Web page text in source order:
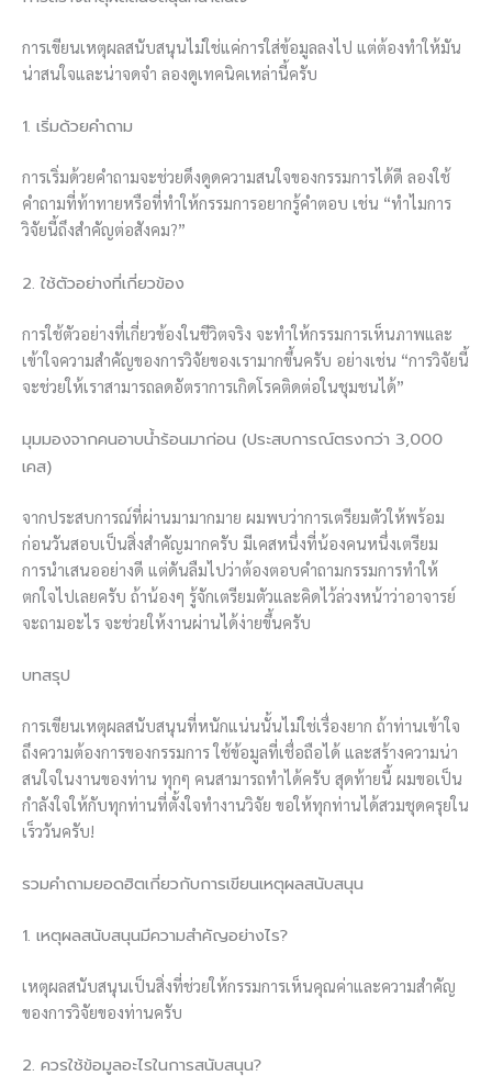
การเขียนเหตุผลสนับสนุนไม่ใช่แค่การใส่ข้อมูลลงไป แต่ต้องทำให้มัน
น่าสนใจและน่าจดจำ ลองดูเทคนิคเหล่านี้ครับ
1. เริ่มด้วยคำถาม
การเริ่มด้วยคำถามจะช่วยดึงดูดความสนใจของกรรมการได้ดี ลองใช้
คำถามที่ท้าทายหรือที่ทำให้กรรมการอยากรู้คำตอบ เช่น “ทำไมการ
วิจัยนี้ถึงสำคัญต่อสังคม?”
2. ใช้ตัวอย่างที่เกี่ยวข้อง
การใช้ตัวอย่างที่เกี่ยวข้องในชีวิตจริง จะทำให้กรรมการเห็นภาพและ
เข้าใจความสำคัญของการวิจัยของเรามากขึ้นครับ อย่างเช่น “การวิจัยนี้
จะช่วยให้เราสามารถลดอัตราการเกิดโรคติดต่อในชุมชนได้”
มุมมองจากคนอาบน้ำร้อนมาก่อน (ประสบการณ์ตรงกว่า 3,000
เคส)
จากประสบการณ์ที่ผ่านมามากมาย ผมพบว่าการเตรียมตัวให้พร้อม
ก่อนวันสอบเป็นสิ่งสำคัญมากครับ มีเคสหนึ่งที่น้องคนหนึ่งเตรียม
การนำเสนออย่างดี แต่ดันลืมไปว่าต้องตอบคำถามกรรมการทำให้
ตกใจไปเลยครับ ถ้าน้องๆ รู้จักเตรียมตัวและคิดไว้ล่วงหน้าว่าอาจารย์
จะถามอะไร จะช่วยให้งานผ่านได้ง่ายขึ้นครับ
บทสรุป
การเขียนเหตุผลสนับสนุนที่หนักแน่นนั้นไม่ใช่เรื่องยาก ถ้าท่านเข้าใจ
ถึงความต้องการของกรรมการ ใช้ข้อมูลที่เชื่อถือได้ และสร้างความน่า
สนใจในงานของท่าน ทุกๆ คนสามารถทำได้ครับ สุดท้ายนี้ ผมขอเป็น
กำลังใจให้กับทุกท่านที่ตั้งใจทำงานวิจัย ขอให้ทุกท่านได้สวมชุดครุยใน
เร็ววันครับ!
รวมคำถามยอดฮิตเกี่ยวกับการเขียนเหตุผลสนับสนุน
1. เหตุผลสนับสนุนมีความสำคัญอย่างไร?
เหตุผลสนับสนุนเป็นสิ่งที่ช่วยให้กรรมการเห็นคุณค่าและความสำคัญ
ของการวิจัยของท่านครับ
2. ควรใช้ข้อมูลอะไรในการสนับสนุน?